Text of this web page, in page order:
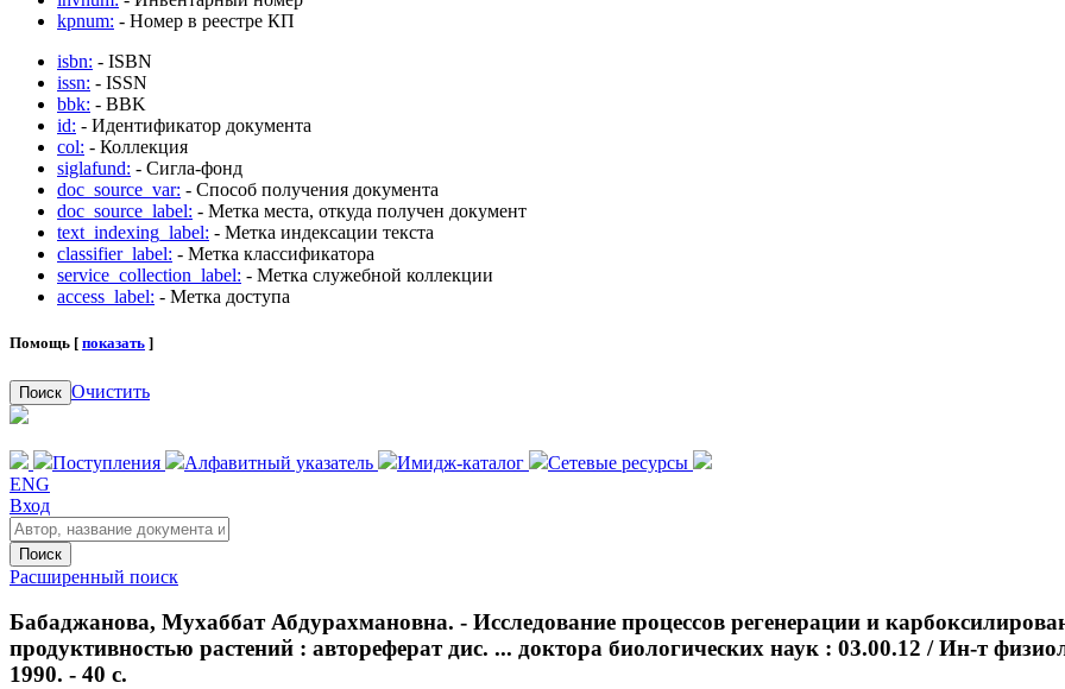
kpnum: - Номер в реестре КП
isbn: - ISBN
issn: - ISSN
bbk: - BBK
id: - Идентификатор документа
col: - Коллекция
siglafund: - Сигла-фонд
doc_source_var: - Способ получения документа
doc_source_label: - Метка места, откуда получен документ
text_indexing_label: - Метка индексации текста
classifier_label: - Метка классификатора
service_collection_label: - Метка служебной коллекции
access_label: - Метка доступа
Помощь [ показать ]
Поиск Очистить
Поступления Алфавитный указатель Имидж-каталог
Сетевые ресурсы
ENG
Вход
Поиск
Расширенный поиск
Бабаджанова, Мухаббат Абдурахмановна. - Исследование процессов регенерации и
продуктивностью растений : автореферат дис. ... доктора биологических наук : 03.00.12 / Ин-т
1990. - 40 с.